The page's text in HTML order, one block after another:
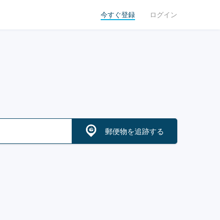
今すぐ登録 ログイン
郵便物を追跡する